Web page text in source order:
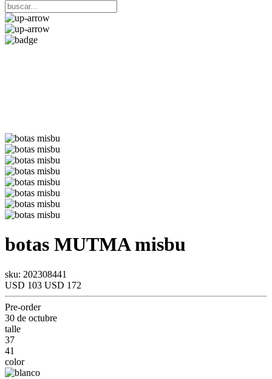
botas MUTMAmisbu
sku: 202308441
USD 103 USD 172
Pre-order
30 de octubre
talle
37
41
color